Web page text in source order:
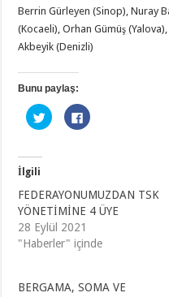
Berrin Gürleyen (Sinop), Nuray
(Kocaeli), Orhan Gümüş
Akbeyik (Denizli)
Bunu paylaş:
T
w
z
e
r
i
n
d
e
l
F
a
'
t
a
y
l
a
İlgili
FEDERAYONUMUZDAN TSK
YÖNETİMİNE 4 ÜYE
28 Eylül 2021
"Haberler" içinde
BERGAMA, SOMA VE